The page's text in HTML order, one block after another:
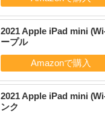
2021 Apple iPad mini
ープル
2021 Apple iPad mini
ンク